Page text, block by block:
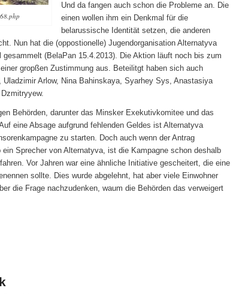
Und da fangen auch schon die Probleme an. Die
einen wollen ihm ein Denkmal für die
belarussische Identität setzen, die anderen
Nun hat die (oppostionelle) Jugendorganisation Alternatyva
(BelaPan 15.4.2013). Die Aktion läuft noch bis zum
gropßen Zustimmung aus. Beteilitgt haben sich auch
Arlow, Nina Bahinskaya, Syarhey Sys, Anastasiya
Behörden, darunter das Minsker Exekutivkomitee und das
eine Absage aufgrund fehlenden Geldes ist Alternatyva
zu starten. Doch auch wenn der Antrag
Sprecher von Alternatyva, ist die Kampagne schon deshalb
Vor Jahren war eine ähnliche Initiative gescheitert, die eine
sollte. Dies wurde abgelehnt, hat aber viele Einwohner
die Frage nachzudenken, waum die Behörden das verweigert